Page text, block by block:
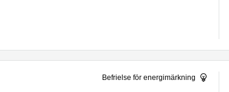
Befrielse för energimärkning